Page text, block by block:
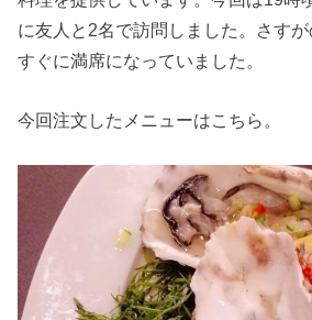
に友人と2名で訪問しました。さす
すぐに満席になっていました。
今回注文したメニューはこちら。